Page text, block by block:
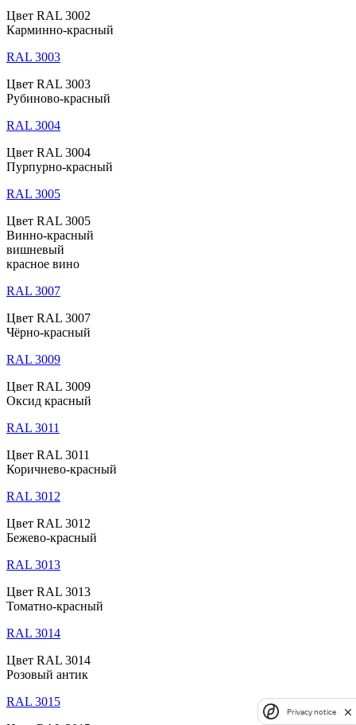
Цвет RAL 3002
Карминно-красный
RAL 3003
Цвет RAL 3003
Рубиново-красный
RAL 3004
Цвет RAL 3004
Пурпурно-красный
RAL 3005
Цвет RAL 3005
Винно-красный
вишневый
красное вино
RAL 3007
Цвет RAL 3007
Чёрно-красный
RAL 3009
Цвет RAL 3009
Оксид красный
RAL 3011
Цвет RAL 3011
Коричнево-красный
RAL 3012
Цвет RAL 3012
Бежево-красный
RAL 3013
Цвет RAL 3013
Томатно-красный
RAL 3014
Цвет RAL 3014
Розовый антик
RAL 3015
Privacy notice